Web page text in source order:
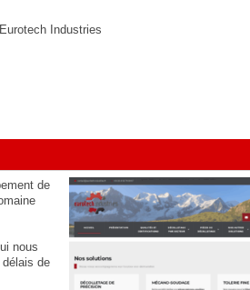
Eurotech Industries
de
nous
de